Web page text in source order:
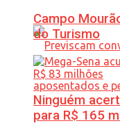
Campo
do Turismo
Ninguém
para R$ 165